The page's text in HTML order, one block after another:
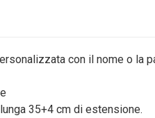
con il nome o la
35+4 cm di estensione.